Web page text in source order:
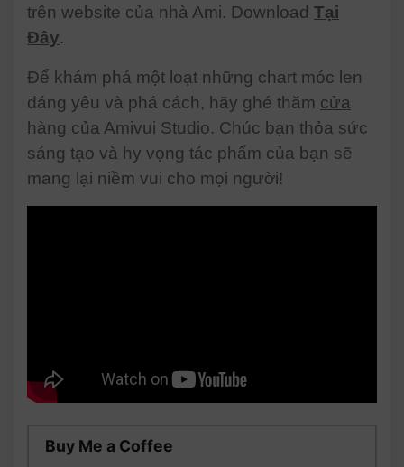
trên website của nhà Ami. Download Tại
Đây.
Để khám phá một loạt những chart móc len
đáng yêu và phá cách, hãy ghé thăm cửa
hàng của Amivui Studio. Chúc bạn thỏa sức
sáng tạo và hy vọng tác phẩm của bạn sẽ
mang lại niềm vui cho mọi người!
Buy Me a Coffee